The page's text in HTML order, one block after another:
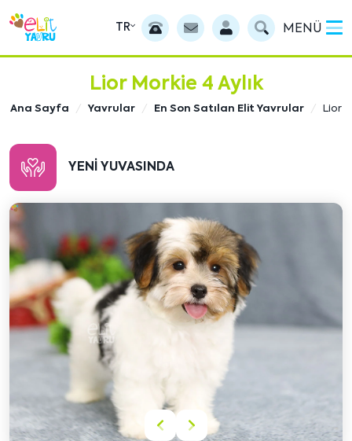
TR MENÜ
Lior Morkie 4 Aylık
Ana Sayfa Yavrular En Son Satılan Elit Yavrular Lior
YENI YUVASINDA
ÖncekiSonraki